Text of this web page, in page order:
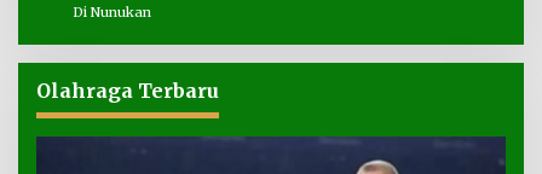
Di Nunukan
Olahraga Terbaru